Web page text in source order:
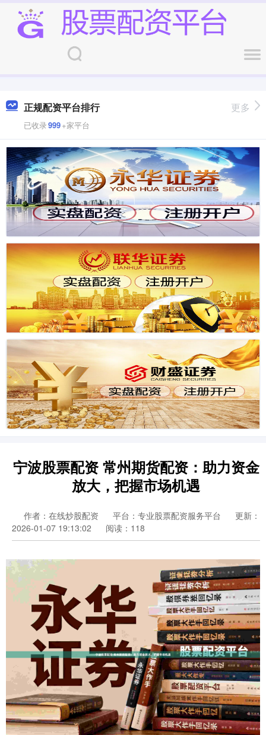
正规配资平台排行
已收录999+家平台
更多
宁波股票配资 常州期货配资：助力资金
放大，把握市场机遇
作者：在线炒股配资 平台：专业股票配资服务平台
更新：
2026-01-07 19:13:02
阅读：118